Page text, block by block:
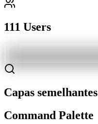
111 Users
Capas semelhantes
Command Palette